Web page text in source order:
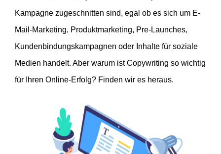
Kampagne zugeschnitten sind, egal ob es sich um E-
Mail-Marketing, Produktmarketing, Pre-Launches,
Kundenbindungskampagnen oder Inhalte für soziale
Medien handelt. Aber warum ist Copywriting so wichtig
für Ihren Online-Erfolg? Finden wir es heraus.